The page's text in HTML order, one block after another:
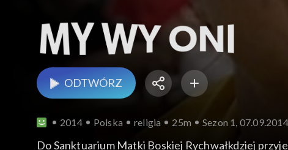
ODTWÓRZ
2014 Polska religia 25m Sezon 1, 07.09.2014
Do Sanktuarium Matki Boskiej Rychwałkdziej